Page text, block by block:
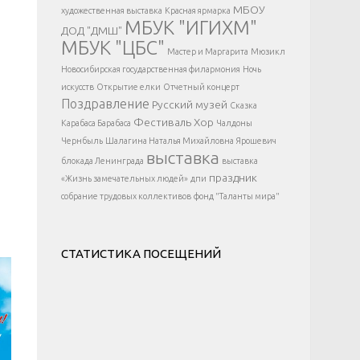
</div >
художественная выставка Красная ярмарка МБОУ
ДОД "ДМШ" МБУК "ИГИХМ"
МБУК "ЦБС" Мастер и Маргарита Мюзикл
Новосибирская государственная филармония Ночь
искусств Открытие елки Отчетный концерт
Поздравление Русский музей Сказка
Карабаса Барабаса ФестивальХор Чалдоны
Чернбыль Шалагина Наталья Михайловна Ярошевич
блокада Ленинграда выставка выставка
«Жизнь замечательных людей» дпи праздник
собрание трудовых коллективов фонд "Таланты мира"
СТАТИСТИКА ПОСЕЩЕНИЙ